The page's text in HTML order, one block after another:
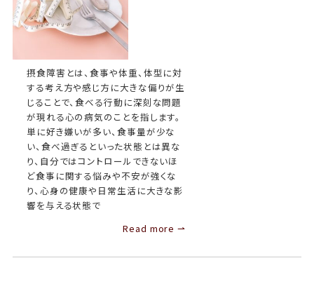
摂食障害とは、食事や体重、体型に対
する考え方や感じ方に大きな偏りが生
じることで、食べる行動に深刻な問題
が現れる心の病気のことを指します。
単に好き嫌いが多い、食事量が少な
い、食べ過ぎるといった状態とは異な
り、自分ではコントロールできないほ
ど食事に関する悩みや不安が強くな
り、心身の健康や日常生活に大きな影
響を与える状態で
Read more ⇀